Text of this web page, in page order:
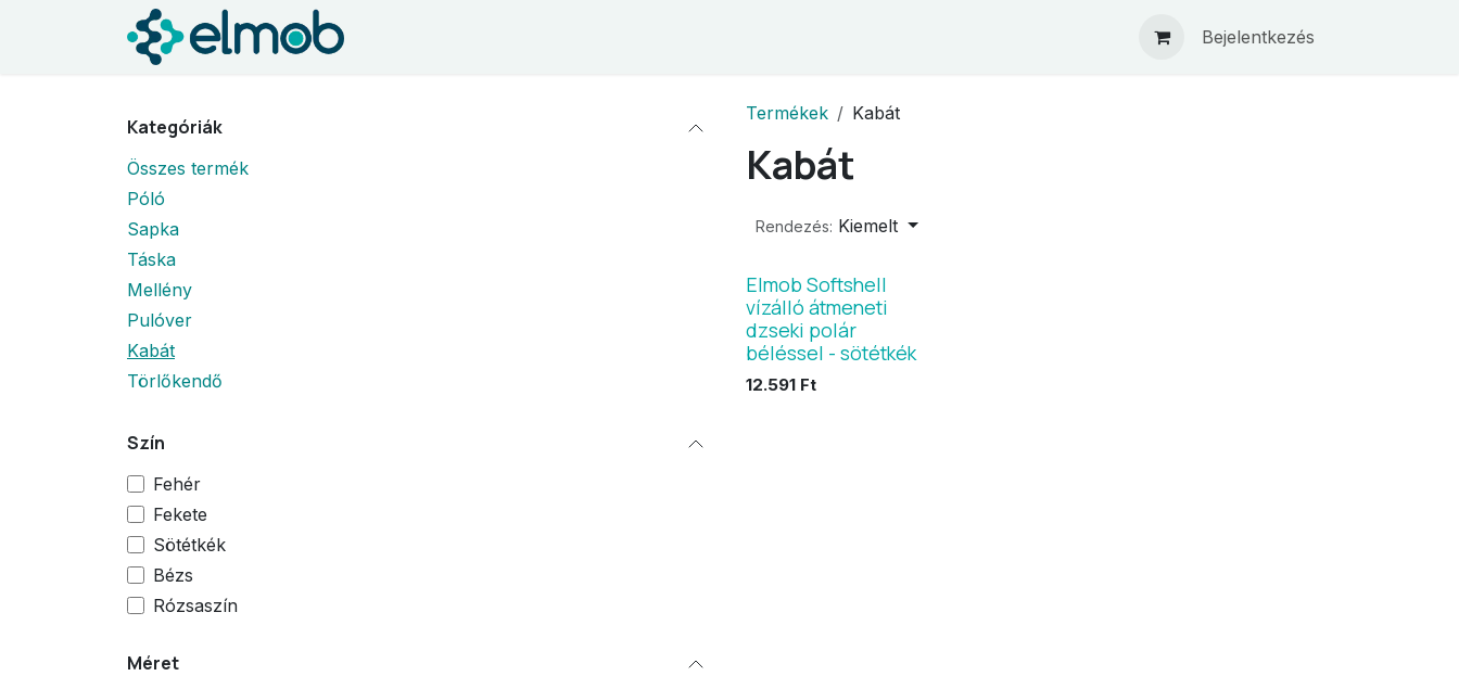
Kihagyás és továbblépés a tartalomhoz
Bejelentkezés
Kategóriák
Összes termék
Póló
Sapka
Táska
Mellény
Pulóver
Kabát
Törlőkendő
Szín
Fehér
Fekete
Sötétkék
Bézs
Rózsaszín
Méret
Termékek Kabát
Kabát
Rendezés: Kiemelt
Elmob Softshell
vízálló átmeneti
dzseki polár
béléssel - sötétkék
12.591 Ft